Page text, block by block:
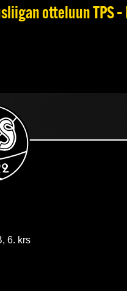
otteluun TPS
6. krs